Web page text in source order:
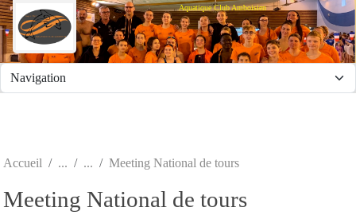
Aquatique Club Amboisien
Accueil Meeting National de tours
Meeting National de tours
Panneau de gestion des cookies